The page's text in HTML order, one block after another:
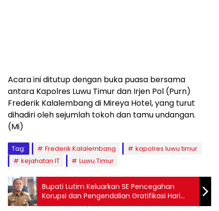
Acara ini ditutup dengan buka puasa bersama
antara Kapolres Luwu Timur dan Irjen Pol (Purn)
Frederik Kalalembang di Mireya Hotel, yang turut
dihadiri oleh sejumlah tokoh dan tamu undangan.
(Mi)
Tag: Frederik Kalalembang
kapolres luwu timur
kejahatan IT
Luwu Timur
Bupati Lutim Keluarkan SE Pencegahan
Korupsi dan Pengendalian Gratifikasi Hari
Raya